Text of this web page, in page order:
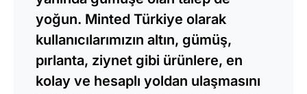
yoğun. Minted Türkiye olarak
kullanıcılarımızın altın, gümüş,
pırlanta, ziynet gibi ürünlere, en
kolay ve hesaplı yoldan ulaşmasını